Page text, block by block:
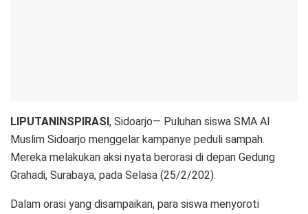
LIPUTANINSPIRASI, Sidoarjo— Puluhan siswa SMA Al
Muslim Sidoarjo menggelar kampanye peduli sampah.
Mereka melakukan aksi nyata berorasi di depan Gedung
Grahadi, Surabaya, pada Selasa (25/2/202).
Dalam orasi yang disampaikan, para siswa menyoroti